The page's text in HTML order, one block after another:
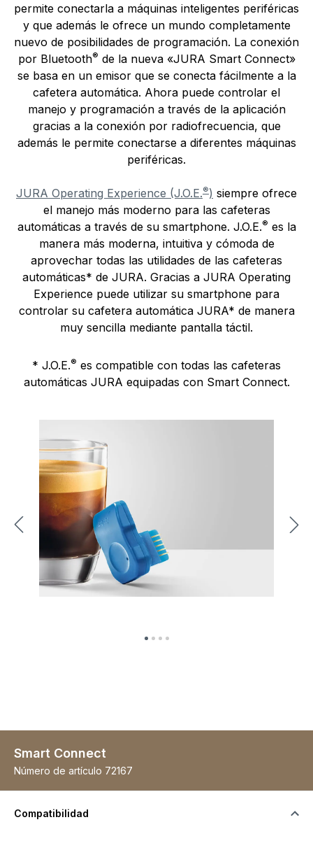
permite conectarla a máquinas inteligentes periféricas
y que además le ofrece un mundo completamente
nuevo de posibilidades de programación. La conexión
por Bluetooth® de la nueva «JURA Smart Connect»
se basa en un emisor que se conecta fácilmente a la
cafetera automática. Ahora puede controlar el
manejo y programación a través de la aplicación
gracias a la conexión por radiofrecuencia, que
además le permite conectarse a diferentes máquinas
periféricas.
JURA Operating Experience (J.O.E.®) siempre ofrece
el manejo más moderno para las cafeteras
automáticas a través de su smartphone. J.O.E.® es la
manera más moderna, intuitiva y cómoda de
aprovechar todas las utilidades de las cafeteras
automáticas* de JURA. Gracias a JURA Operating
Experience puede utilizar su smartphone para
controlar su cafetera automática JURA* de manera
muy sencilla mediante pantalla táctil.
* J.O.E.® es compatible con todas las cafeteras
automáticas JURA equipadas con Smart Connect.
Smart Connect
Número de artículo 72167
Compatibilidad